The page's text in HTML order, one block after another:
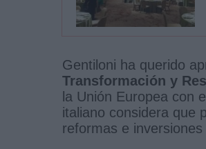
Gentiloni ha querido
Transformación y
la Unión Europea con
italiano considera que
reformas e